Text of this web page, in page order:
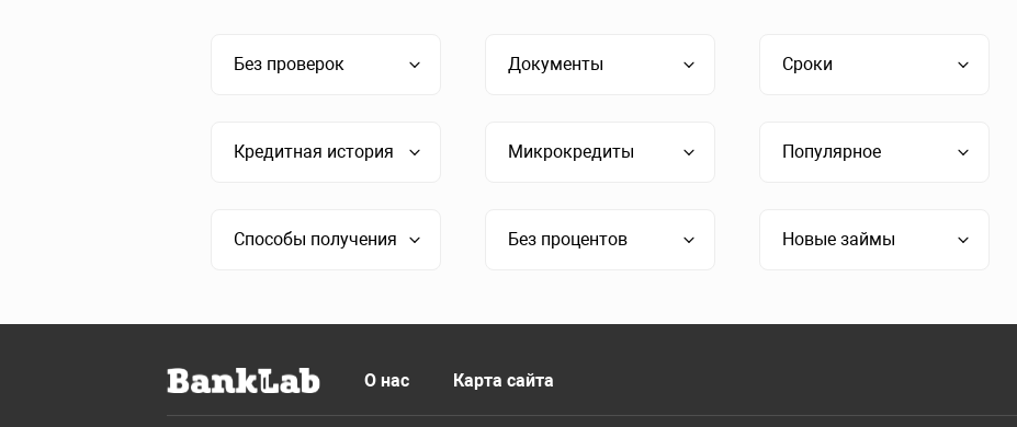
Без проверок Документы Сроки
Кредитная история Микрокредиты Популярное
Способы получения Без процентов Новые займы
О нас Карта сайта